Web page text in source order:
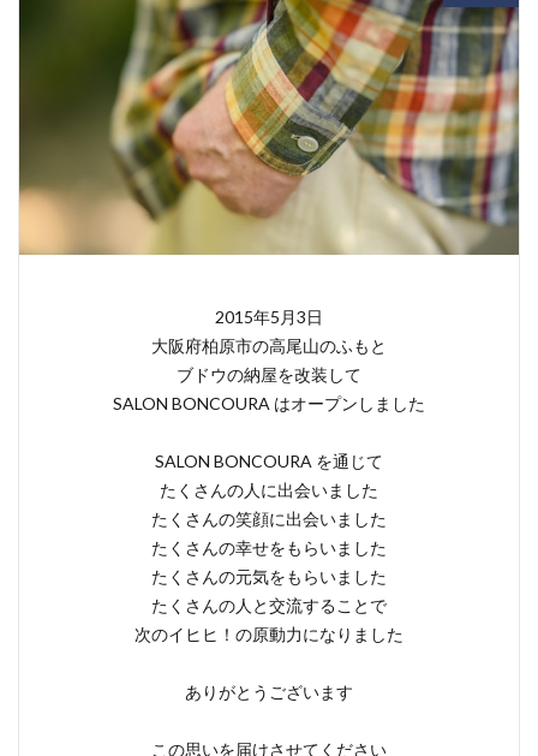
2015年5月3日
大阪府柏原市の高尾山のふもと
ブドウの納屋を改装して
SALON BONCOURA はオープンしました
SALON BONCOURA を通じて
たくさんの人に出会いました
たくさんの笑顔に出会いました
たくさんの幸せをもらいました
たくさんの元気をもらいました
たくさんの人と交流することで
次のイヒヒ！の原動力になりました
ありがとうございます
この思いを届けさせてください